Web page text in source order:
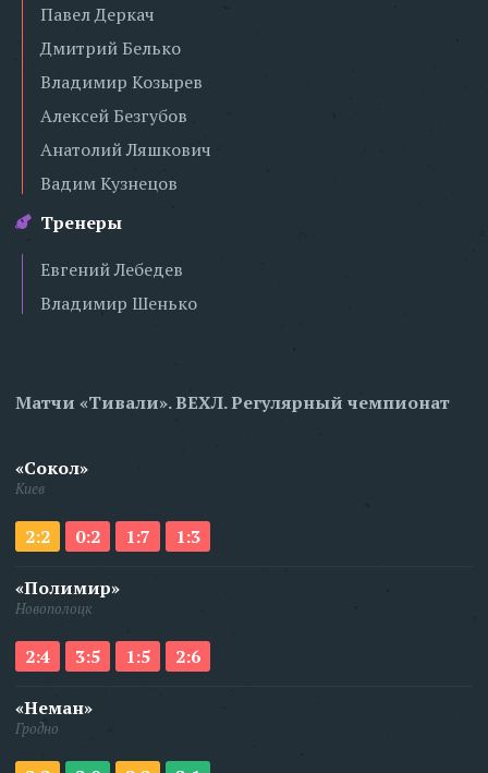
Павел Деркач
Дмитрий Белько
Владимир Козырев
Алексей Безгубов
Анатолий Ляшкович
Вадим Кузнецов
Тренеры
Евгений Лебедев
Владимир Шенько
Матчи «Тивали». ВЕХЛ. Регулярный чемпионат
«Сокол»
Киев
2:2 0:2 1:7 1:3
«Полимир»
Новополоцк
2:4 3:5 1:5 2:6
«Неман»
Гродно